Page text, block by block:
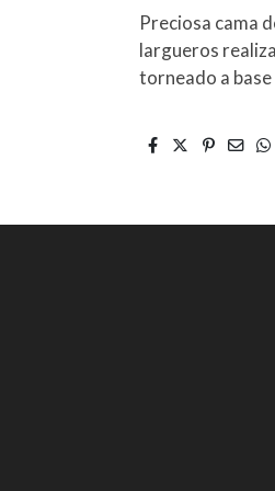
Preciosa cama
largueros
torneado a base